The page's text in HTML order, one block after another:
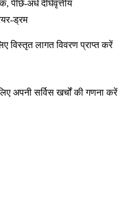
पीछे-अर्ध दीर्घवृत्तीय
ड्रम
विस्तृत लागत विवरण प्राप्त करें
अपनी सर्विस खर्चों की गणना करें